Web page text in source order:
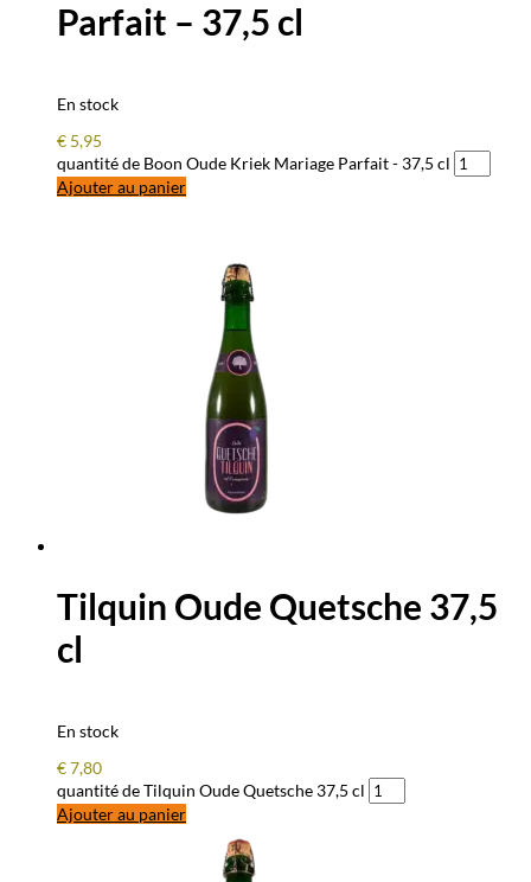
Parfait – 37,5 cl
En stock
€ 5,95
quantité de Boon Oude Kriek Mariage Parfait - 37,5 cl
Ajouter au panier
Tilquin Oude Quetsche 37,5
cl
En stock
€7,80
quantité de Tilquin Oude Quetsche 37,5 cl
Ajouter au panier